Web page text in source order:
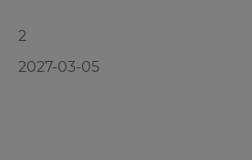
2
2027-03-05